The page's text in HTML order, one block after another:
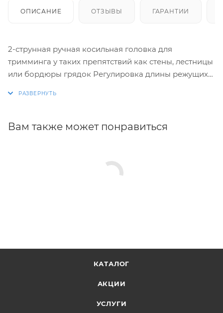
ОПИСАНИЕ ОТЗЫВЫ ГАРАНТИИ
2-струнная ручная косильная головка для
тримминга у таких препятствий как стены, лестницы
или бордюры грядок Регулировка длины режущих
Вам также может понравиться
КАТАЛОГ
АКЦИИ
УСЛУГИ